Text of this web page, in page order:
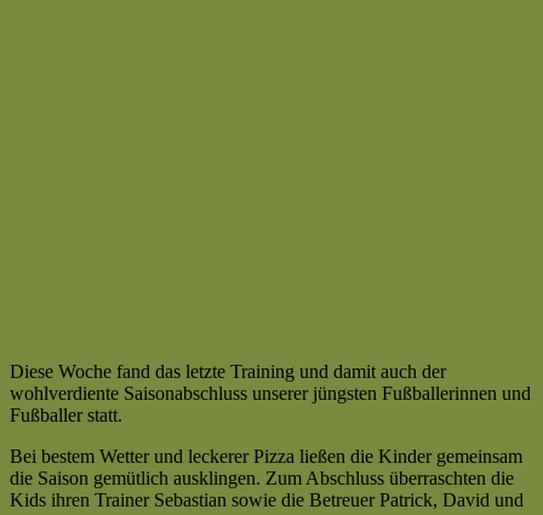
Diese Woche fand das letzte Training und damit auch der
wohlverdiente Saisonabschluss unserer jüngsten Fußballerinnen und
Fußballer statt.
Bei bestem Wetter und leckerer Pizza ließen die Kinder gemeinsam
die Saison gemütlich ausklingen. Zum Abschluss überraschten die
Kids ihren Trainer Sebastian sowie die Betreuer Patrick, David und